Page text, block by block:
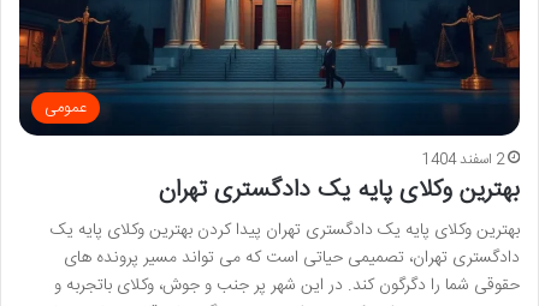
عمومی
2 اسفند 1404
بهترین وکلای پایه یک دادگستری تهران
بهترین وکلای پایه یک دادگستری تهران پیدا کردن بهترین وکلای پایه یک
دادگستری تهران، تصمیمی حیاتی است که می تواند مسیر پرونده های
حقوقی شما را دگرگون کند. در این شهر پر جنب و جوش، وکلای باتجربه و